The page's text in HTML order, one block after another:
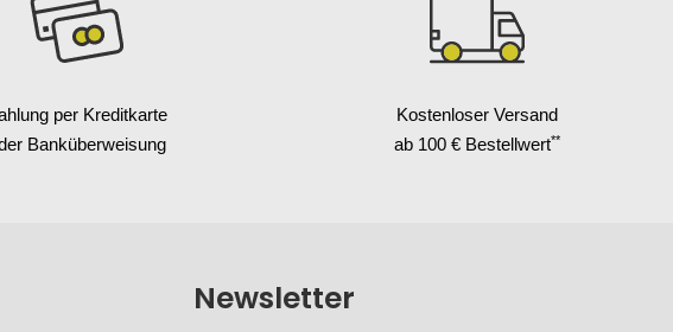
per Kreditkarte
Banküberweisung
Kostenloser Versand
ab 100 € Bestellwert**
Newsletter